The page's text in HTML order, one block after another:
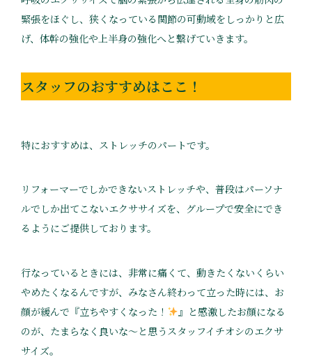
緊張をほぐし、狭くなっている関節の可動域をしっかりと広
げ、体幹の強化や上半身の強化へと繋げていきます。
スタッフのおすすめはここ！
特におすすめは、ストレッチのパートです。
リフォーマーでしかできないストレッチや、普段はパーソナ
ルでしか出てこないエクササイズを、グループで安全にでき
るようにご提供しております。
行なっているときには、非常に痛くて、動きたくないくらい
やめたくなるんですが、みなさん終わって立った時には、お
顔が緩んで『立ちやすくなった！
』と感激したお顔になる
のが、たまらなく良いな〜と思うスタッフイチオシのエクサ
サイズ。